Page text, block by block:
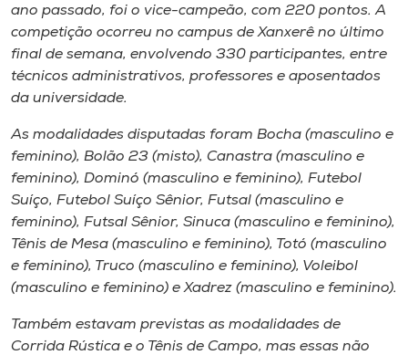
Museu
Unoesc
Selecione
o idioma
A+
ano passado, foi o vice-campeão, com 220 pontos. A
competição ocorreu no campus de Xanxerê no último
final de semana, envolvendo 330 participantes, entre
técnicos administrativos, professores e aposentados
da universidade.
As modalidades disputadas foram Bocha (masculino e
feminino), Bolão 23 (misto), Canastra (masculino e
feminino), Dominó (masculino e feminino), Futebol
Suíço, Futebol Suíço Sênior, Futsal (masculino e
feminino), Futsal Sênior, Sinuca (masculino e feminino),
Tênis de Mesa (masculino e feminino), Totó (masculino
e feminino), Truco (masculino e feminino), Voleibol
(masculino e feminino) e Xadrez (masculino e feminino).
Também estavam previstas as modalidades de
Corrida Rústica e o Tênis de Campo, mas essas não